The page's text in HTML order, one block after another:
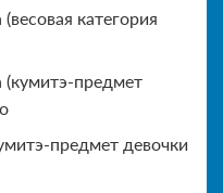
категория
предмет
предмет девочки